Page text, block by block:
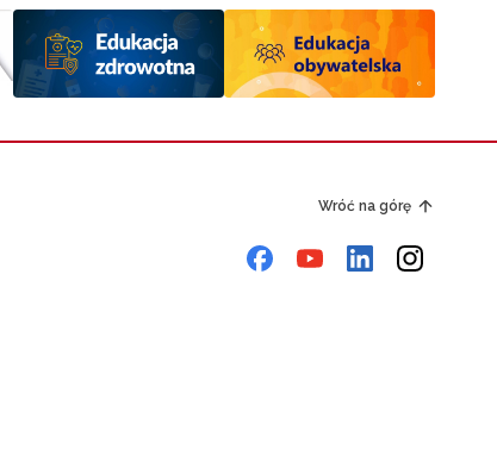
Wróć na górę